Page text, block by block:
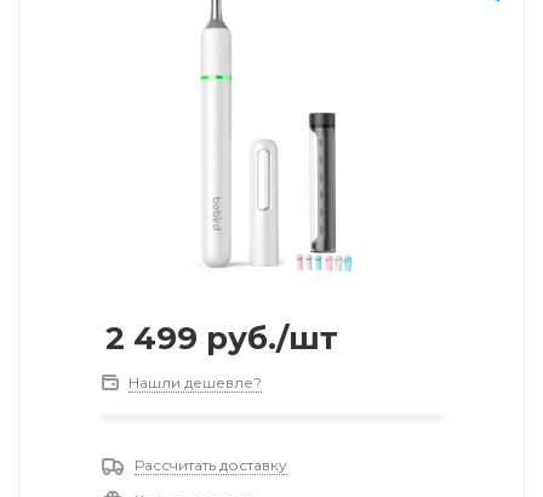
2 499 руб./шт
Нашли дешевле?
Рассчитать доставку